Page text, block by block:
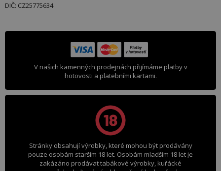
DIČ: CZ25775634
V našich kamenných prodejnách přijímáme platby v
hotovosti a platebními kartami.
Stránky obsahují výrobky, které mohou být prodávány
pouze osobám starším 18 let. Osobám mladším 18 let je
zakázáno prodávat tabákové výrobky, kuřácké